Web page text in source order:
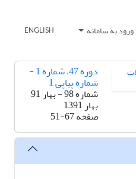
ورود به سامانه ENGLISH
دوره 47، شماره 1 -
شماره پیاپی 1
شماره 98 - بهار 91
بهار 1391
صفحه51-67